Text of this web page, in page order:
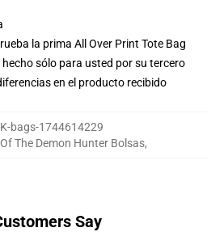
la prima All Over Print Tote Bag
sólo para usted por su tercero
en el producto recibido
bags-1744614229
The Demon Hunter Bolsas,
Say